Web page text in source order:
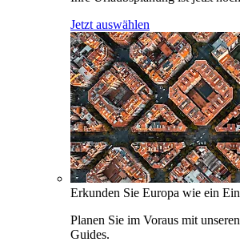
Jetzt auswählen
Erkunden Sie Europa wie ein
Planen Sie im Voraus mit
Guides.